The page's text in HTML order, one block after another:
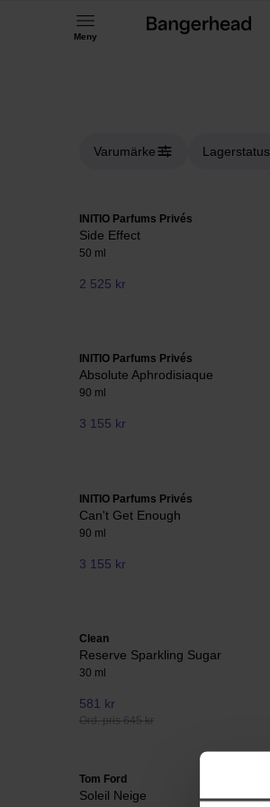
Meny
Varumärke Lagerstatus
INITIO Parfums Privés
Side Effect
50 ml
2 525 kr
INITIO Parfums Privés
Absolute Aphrodisiaque
90 ml
3 155 kr
INITIO Parfums Privés
Can't Get Enough
90 ml
3 155 kr
Clean
Reserve Sparkling Sugar
30 ml
581 kr
Ord. pris 645 kr
Tom Ford
Soleil Neige